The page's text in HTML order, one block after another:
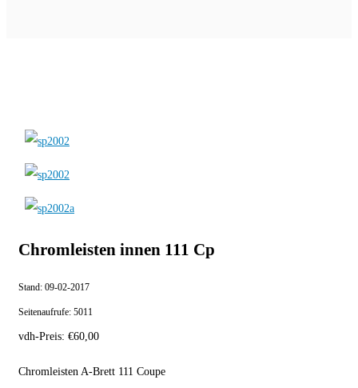
Chromleisten innen 111 Cp
Stand: 09-02-2017
Seitenaufrufe: 5011
vdh-Preis: €60,00
Chromleisten A-Brett 111 Coupe